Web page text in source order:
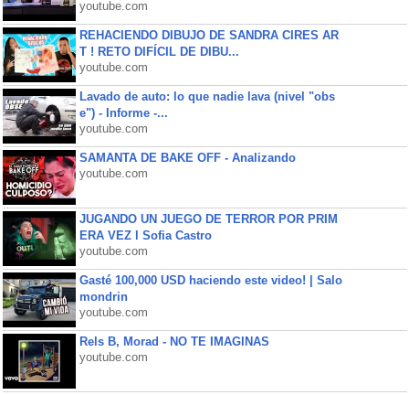
youtube.com
REHACIENDO DIBUJO DE SANDRA CIRES AR
T ! RETO DIFÍCIL DE DIBU...
youtube.com
Lavado de auto: lo que nadie lava (nivel "obs
e") - Informe -...
youtube.com
SAMANTA DE BAKE OFF - Analizando
youtube.com
JUGANDO UN JUEGO DE TERROR POR PRIM
ERA VEZ l Sofia Castro
youtube.com
Gasté 100,000 USD haciendo este video! | Salo
mondrin
youtube.com
Rels B, Morad - NO TE IMAGINAS
youtube.com